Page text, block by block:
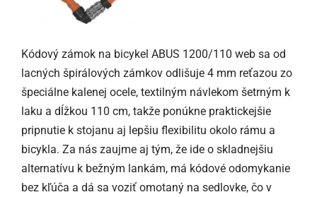
Kódový zámok na bicykel ABUS 1200/110 web sa od
lacných špirálových zámkov odlišuje 4 mm reťazou zo
špeciálne kalenej ocele, textilným návlekom šetrným k
laku a dĺžkou 110 cm, takže ponúkne praktickejšie
pripnutie k stojanu aj lepšiu flexibilitu okolo rámu a
bicykla. Za nás zaujme aj tým, že ide o skladnejšiu
alternatívu k bežným lankám, má kódové odomykanie
bez kľúča a dá sa voziť omotaný na sedlovke, čo v